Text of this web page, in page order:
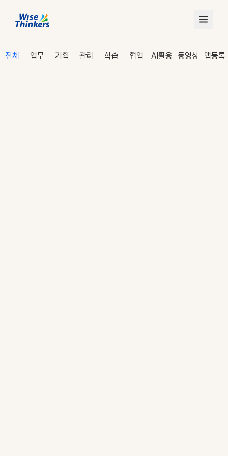
전체 업무 기획 관리 학습 협업 AI활용 동영상 맵등록